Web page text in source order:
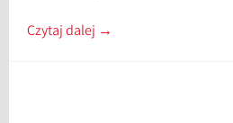
Czytaj dalej →